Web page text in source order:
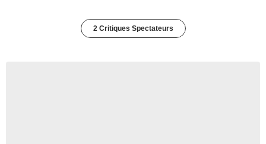
2 Critiques Spectateurs